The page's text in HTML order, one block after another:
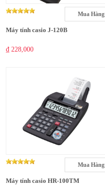
Mua Hàng
Máy tính casio J-120B
₫ 228,000
Mua Hàng
Máy tính casio HR-100TM